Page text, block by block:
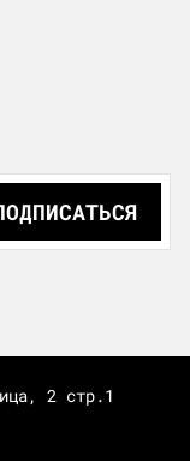
2 стр.1